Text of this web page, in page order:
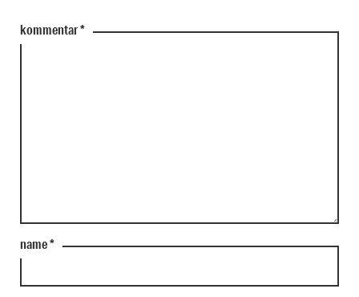
kommentar*
name*